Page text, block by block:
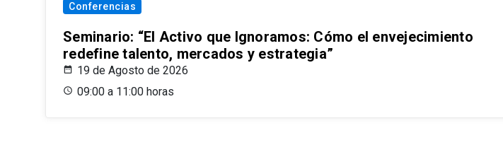
Conferencias
Seminario: “El Activo que Ignoramos: Cómo el envejecimiento
redefine talento, mercados y estrategia”
19 de Agosto de 2026
09:00 a 11:00 horas